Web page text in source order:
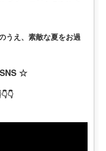
うえ、素敵な夏をお過
☆